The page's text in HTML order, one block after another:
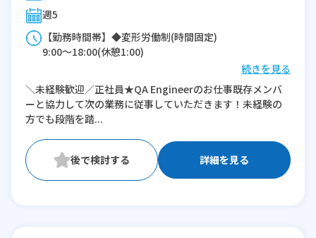
週5
【勤務時間帯】◆変形労働制(時間固定)
9:00〜18:00(休憩1:00)
※残業：10〜45時間程度/月
続きを見る
＼未経験歓迎／正社員★QA Engineerのお仕事既存メンバ
ーと協力して次の業務に従事していただきます！未経験の
方でも段階を踏...
詳細を見る